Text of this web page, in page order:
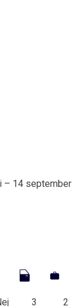
– 14 september
3 2